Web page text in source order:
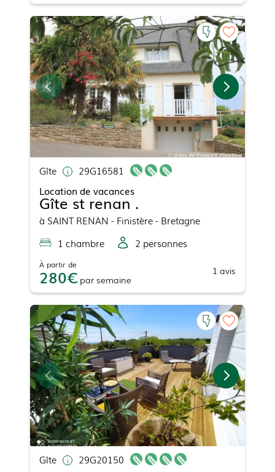
Gîte
29G16581
Location de vacances
Gîte st renan .
à SAINT RENAN - Finistère - Bretagne
1 chambre 2 personnes
À partir de
280 par semaine
1 avis
Gîte
29G20150